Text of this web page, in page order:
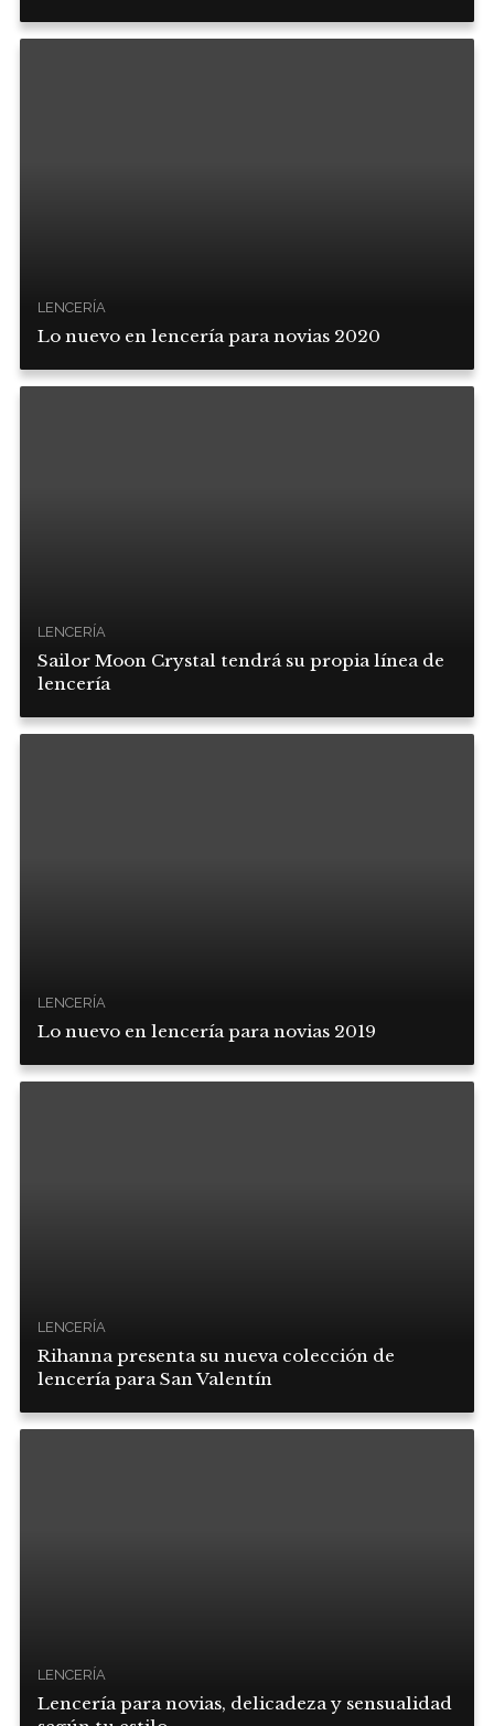
LENCERÍA
Lo nuevo en lencería para novias 2020
LENCERÍA
Sailor Moon Crystal tendrá su propia línea de
lencería
LENCERÍA
Lo nuevo en lencería para novias 2019
LENCERÍA
Rihanna presenta su nueva colección de
lencería para San Valentín
LENCERÍA
Lencería para novias, delicadeza y sensualidad